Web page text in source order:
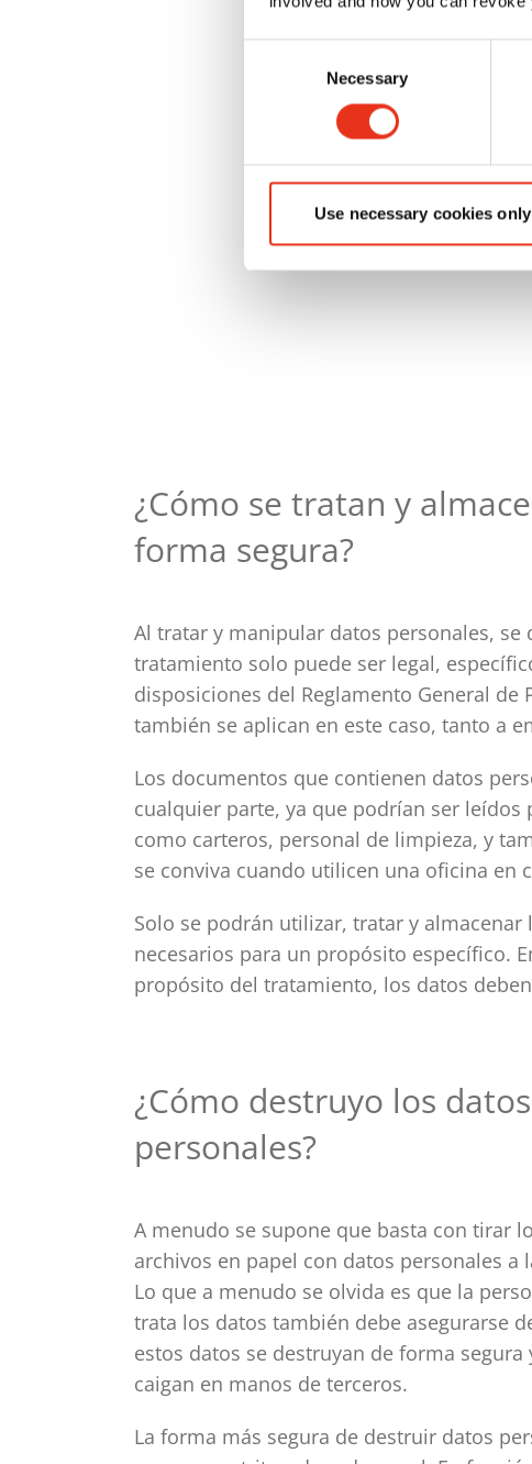
Necessary
Use necessary cookies only
¿Cómo se tratan y
forma segura?
Al tratar y manipular datos personales, se
tratamiento solo puede ser legal,
disposiciones del Reglamento General de
también se aplican en este caso, tanto a
Los documentos que contienen datos
cualquier parte, ya que podrían ser leídos
como carteros, personal de limpieza, y
se conviva cuando utilicen una oficina en
Solo se podrán utilizar, tratar y
necesarios para un propósito específico.
propósito del tratamiento, los datos
¿Cómo destruyo los datos
personales?
A menudo se supone que basta con tirar
archivos en papel con datos personales a
Lo que a menudo se olvida es que la
trata los datos también debe asegurarse
estos datos se destruyan de forma segura
caigan en manos de terceros.
La forma más segura de destruir datos